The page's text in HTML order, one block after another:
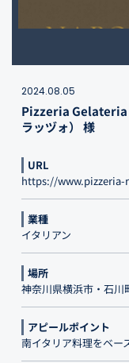
2024.08.05
Pizzeria Gelateria
ラッヅォ） 様
URL
https://www.pizzeria-
業種
イタリアン
場所
神奈川県横浜市・石川
アピールポイント
南イタリア料理をベー